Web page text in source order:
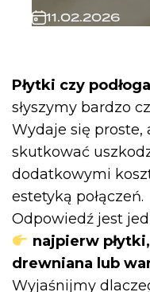
11.02.2026
Płytki czy
słyszymy bardzo
Wydaje się proste,
skutkować
dodatkowymi
estetyką połączeń.
Odpowiedź jest
najpierw
drewniana lub
Wyjaśnijmy